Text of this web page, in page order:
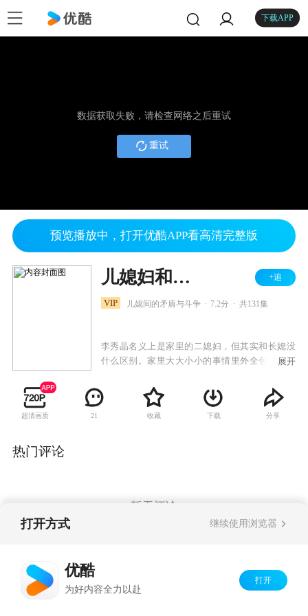
下载APP
数据获取失败，请检查网络之后重试
重试
预览播放中，打开优酷APP看高清完整版
儿媳妇和少奶奶 +追
VIP 儿媳间的矛盾与斗争 7.2分 共131集
李秀晶名义上是家里的二媳妇，但其实和长媳没
什么区别。家里大大小小的事情里外全包，要照
领生活的大姑子每天只知道打扮的光鲜亮丽的进
进出出。即使这样，李秀晶也坚信，只要长媳进
了家门，自己就能脱离夫家的苦海。但，进了门
展开
超清画质 21 收藏 下载 分享
热门评论
暂无评论
打开方式 继续使用浏览器
优酷
为好内容全力以赴
打开